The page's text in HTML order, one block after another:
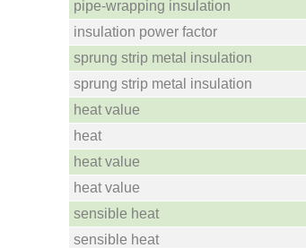
pipe-wrapping insulation
insulation power factor
sprung strip metal insulation
sprung strip metal insulation
heat value
heat
heat value
heat value
sensible heat
sensible heat